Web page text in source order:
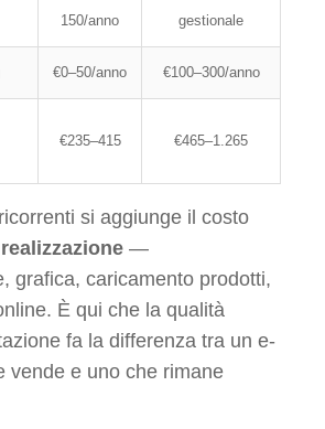
150/anno
gestionale
€0–50/anno €100–300/anno
€235–415 €465–1.265
si aggiunge il costo
realizzazione —
grafica, caricamento prodotti,
È qui che la qualità
fa la differenza tra un e-
vende e uno che rimane